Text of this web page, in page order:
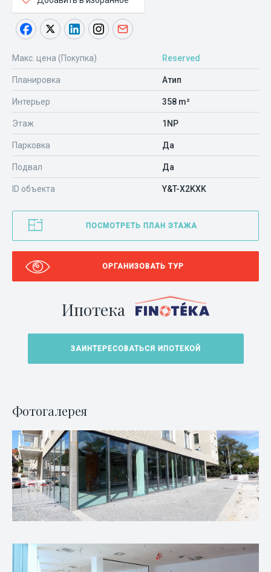
Макс. цена (Покупка) Reserved
Планировка Атип
Интерьер 358 m²
Этаж 1NP
Парковка Да
Подвал Да
ID объекта Y&T-X2KXK
ПОСМОТРЕТЬ ПЛАН ЭТАЖА
ОРГАНИЗОВАТЬ ТУР
Ипотека
ЗАИНТЕРЕСОВАТЬСЯ ИПОТЕКОЙ
Фотогалерея